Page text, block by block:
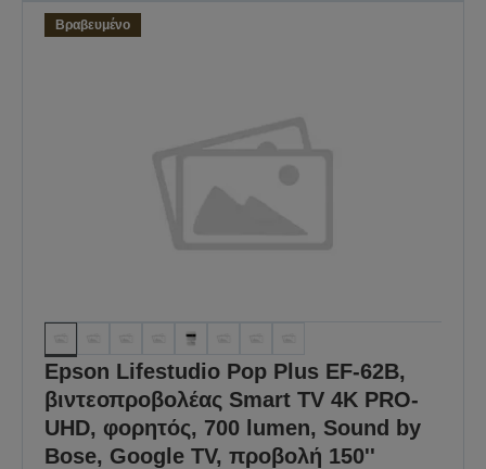
Βραβευμένο
Epson Lifestudio Pop Plus EF-62B,
βιντεοπροβολέας Smart TV 4K PRO-
UHD, φορητός, 700 lumen, Sound by
Bose, Google TV, προβολή 150''